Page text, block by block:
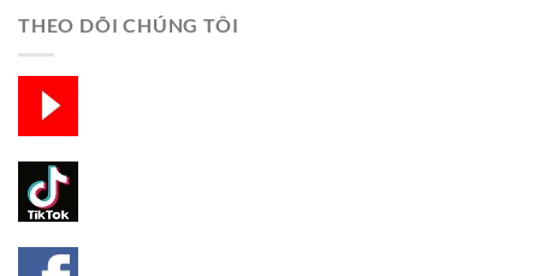
THEO DÕI CHÚNG TÔI